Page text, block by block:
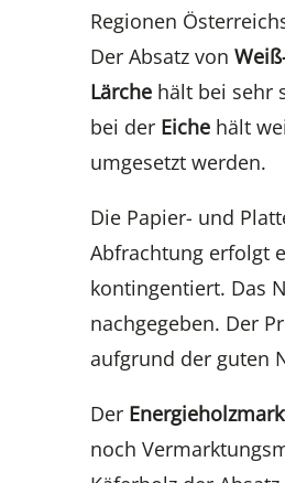
Regionen
Der Absatz von
Lärche hält bei sehr
bei der Eiche hält
umgesetzt werden.
Die Papier- und
Abfrachtung erfolgt
kontingentiert. Das
nachgegeben. Der
aufgrund der guten
Der
noch